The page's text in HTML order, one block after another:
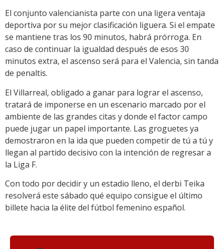
El conjunto valencianista parte con una ligera ventaja
deportiva por su mejor clasificación liguera. Si el empate
se mantiene tras los 90 minutos, habrá prórroga. En
caso de continuar la igualdad después de esos 30
minutos extra, el ascenso será para el Valencia, sin tanda
de penaltis.
El Villarreal, obligado a ganar para lograr el ascenso,
tratará de imponerse en un escenario marcado por el
ambiente de las grandes citas y donde el factor campo
puede jugar un papel importante. Las groguetes ya
demostraron en la ida que pueden competir de tú a tú y
llegan al partido decisivo con la intención de regresar a
la Liga F.
Con todo por decidir y un estadio lleno, el derbi Teika
resolverá este sábado qué equipo consigue el último
billete hacia la élite del fútbol femenino español.